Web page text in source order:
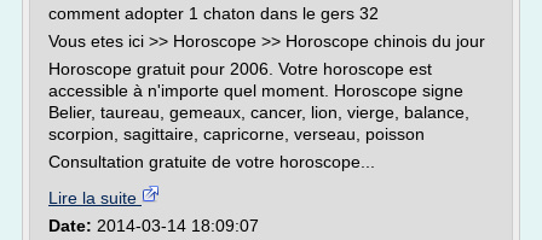
comment adopter 1 chaton dans le gers 32
Vous etes ici >> Horoscope >> Horoscope chinois du jour
Horoscope gratuit pour 2006. Votre horoscope est
accessible à n'importe quel moment. Horoscope signe
Belier, taureau, gemeaux, cancer, lion, vierge, balance,
scorpion, sagittaire, capricorne, verseau, poisson
Consultation gratuite de votre horoscope...
Lire la suite
Date: 2014-03-14 18:09:07